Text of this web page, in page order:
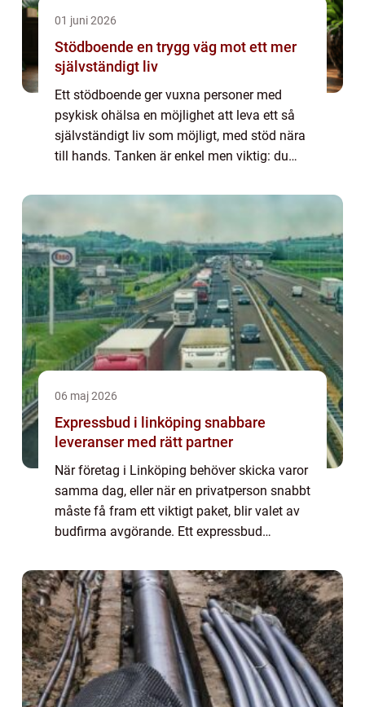
01 juni 2026
Stödboende en trygg väg mot ett mer
självständigt liv
Ett stödboende ger vuxna personer med
psykisk ohälsa en möjlighet att leva ett så
självständigt liv som möjligt, med stöd nära
till hands. Tanken är enkel men viktig: du
samtidigt få det professionella stöd som...
06 maj 2026
Expressbud i linköping snabbare
leveranser med rätt partner
När företag i Linköping behöver skicka varor
samma dag, eller när en privatperson snabbt
måste få fram ett viktigt paket, blir valet av
budfirma avgörande. Ett expressbud
Lika viktigt är trygghet, planering o...